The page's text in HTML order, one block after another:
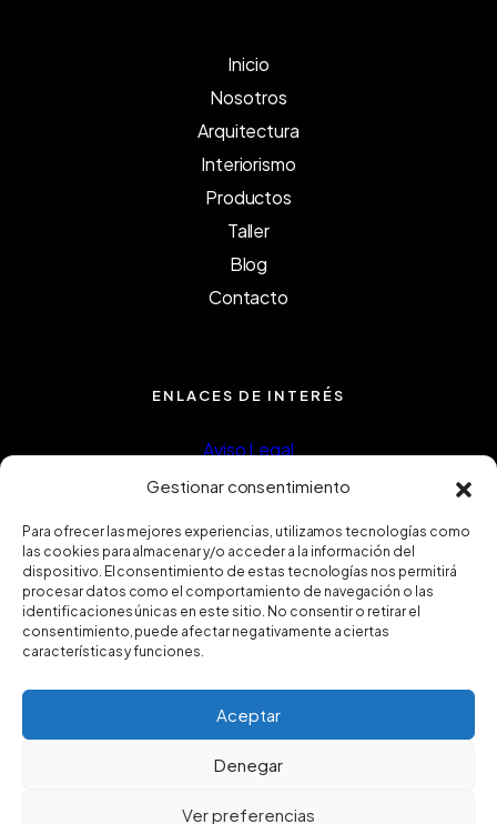
Gestionar consentimiento
Para ofrecer las mejores experiencias, utilizamos tecnologías como
las cookies para almacenar y/o acceder a la información del
dispositivo. El consentimiento de estas tecnologías nos permitirá
procesar datos como el comportamiento de navegación o las
identificaciones únicas en este sitio. No consentir o retirar el
consentimiento, puede afectar negativamente a ciertas
características y funciones.
Aceptar
Denegar
Ver preferencias
Inicio
Nosotros
Arquitectura
Interiorismo
Productos
Taller
Blog
Contacto
ENLACES DE INTERÉS
Aviso Legal
Política de privacidad
Política de Cookies
Política de calidad
Certificado ISO9001
2025 © FUGRUP INSTALACIONES Y REFORMAS, S.L.